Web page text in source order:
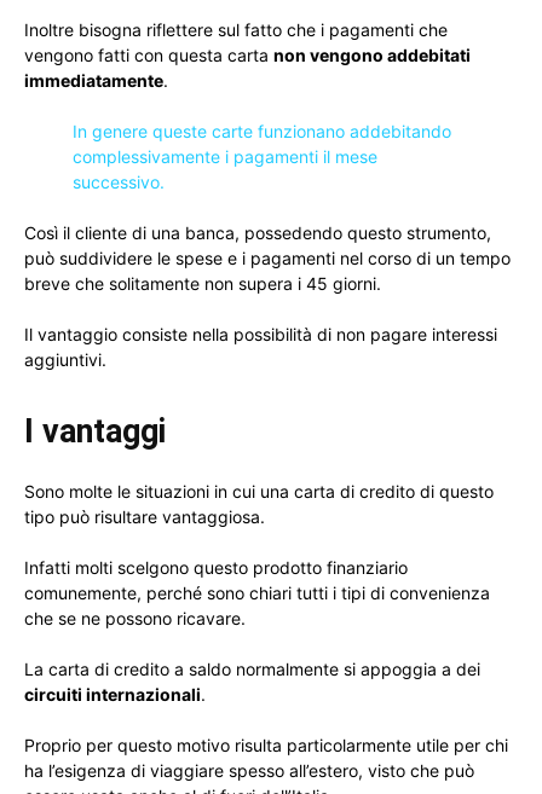
Inoltre bisogna riflettere sul fatto che i pagamenti che
vengono fatti con questa carta non vengono addebitati
immediatamente.
In genere queste carte funzionano addebitando
complessivamente i pagamenti il mese
successivo.
Così il cliente di una banca, possedendo questo strumento,
può suddividere le spese e i pagamenti nel corso di un tempo
breve che solitamente non supera i 45 giorni.
Il vantaggio consiste nella possibilità di non pagare interessi
aggiuntivi.
I vantaggi
Sono molte le situazioni in cui una carta di credito di questo
tipo può risultare vantaggiosa.
Infatti molti scelgono questo prodotto finanziario
comunemente, perché sono chiari tutti i tipi di convenienza
che se ne possono ricavare.
La carta di credito a saldo normalmente si appoggia a dei
circuiti internazionali.
Proprio per questo motivo risulta particolarmente utile per chi
ha l’esigenza di viaggiare spesso all’estero, visto che può